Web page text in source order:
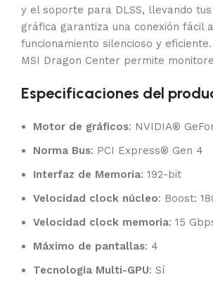
y el soporte para DLSS, llevando
gráfica garantiza una conexión fácil
funcionamiento silencioso y
MSI Dragon Center permite
Especificaciones del
Motor de gráficos: NVIDIA®
Norma Bus: PCI Express® Gen 4
Interfaz de Memoria: 192-bit
Velocidad clock núcleo: Boost:
Velocidad clock memoria: 15
Máximo de pantallas: 4
Tecnología Multi-GPU: Sí